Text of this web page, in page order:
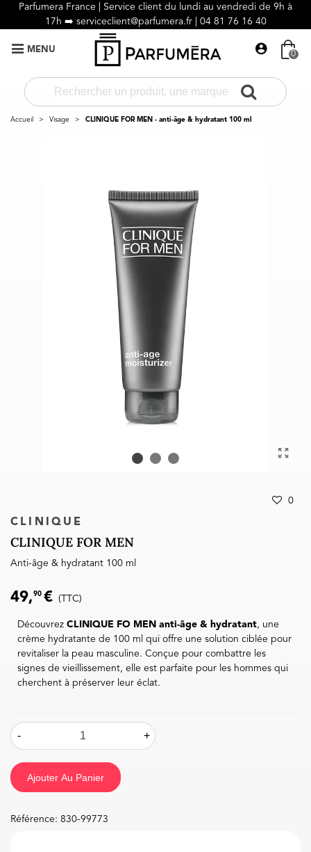
Parfumera France | Service client du lundi au vendredi de 9h à
17h ➡️ serviceclient@parfumera.fr | 04 81 76 16 40
MENU 0
Accueil > Visage > CLINIQUE FOR MEN - anti-âge & hydratant 100 ml
0
CLINIQUE
CLINIQUE FOR MEN
Anti-âge & hydratant 100 ml
49, 90 € (TTC)
Découvrez CLINIQUE FO MEN anti-âge & hydratant, une
crème hydratante de 100 ml qui offre une solution ciblée pour
revitaliser la peau masculine. Conçue pour combattre les
signes de vieillissement, elle est parfaite pour les hommes qui
cherchent à préserver leur éclat.
- +
Ajouter Au Panier
Référence: 830-99773